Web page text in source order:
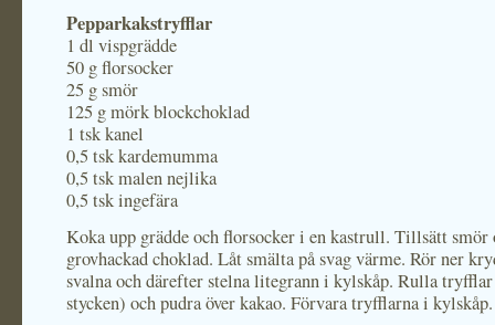
Pepparkakstryfflar
1 dl vispgrädde
50 g florsocker
25 g smör
125 g mörk blockchoklad
1 tsk kanel
0,5 tsk kardemumma
0,5 tsk malen nejlika
0,5 tsk ingefära
Koka upp grädde och florsocker i en kastrull. Tillsätt smör
grovhackad choklad. Låt smälta på svag värme. Rör ner
svalna och därefter stelna litegrann i kylskåp. Rulla
stycken) och pudra över kakao. Förvara tryfflarna i kylskåp.